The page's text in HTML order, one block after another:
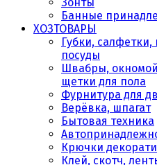
Банные
ХОЗТОВАРЫ
Губки,
посуды
Швабры,
щетки для пола
Фурнитура для
Верёвка, шпагат
Бытовая техника
Крючки
Клей, скотч,